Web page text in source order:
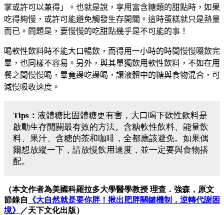
掌或許可以兼得」。也就是說，享用富含糖類的甜點時，如果
吃得夠慢，或許可能避免觸發生存開關。這時蛋糕就只是熱量
而已。問題是，要慢慢的吃甜點幾乎是不可能的事！
喝軟性飲料時不能大口暢飲，而得用一小時的時間慢慢啜飲完
畢，也同樣不容易。另外，與其單獨飲用軟性飲料，不如在用
餐之間慢慢喝，畢竟邊吃邊喝，讓液體中的糖與食物混合，可
減慢吸收速度。
Tips： 液體糖比固體糖更有害，大口喝下軟性飲料是
啟動生存開關最有效的方法。含糖軟性飲料、能量飲
料、果汁、含糖的茶和咖啡，全都應該避免。如果偶
爾想放縱一下，請放慢飲用速度，並一定要與食物搭
配。
（本文作者為美國科羅拉多大學醫學教授 理查．強森，原文
節錄自
《大自然就是要你胖！揪出肥胖關鍵機制，逆轉代謝困
境》
／天下文化出版）